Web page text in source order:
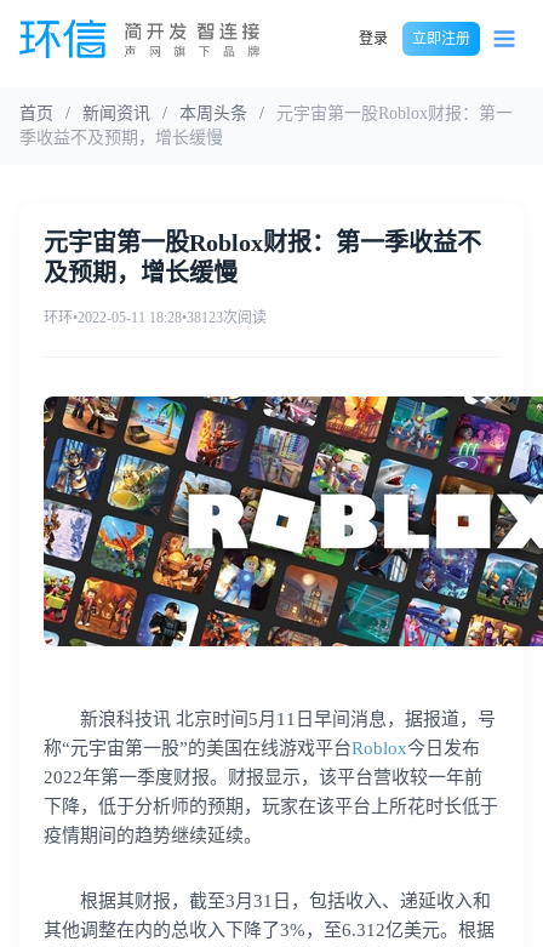
登录 立即注册
首页 / 新闻资讯 / 本周头条 /
元宇宙第一股Roblox财报：第一
季收益不及预期，增长缓慢
元宇宙第一股Roblox财报：第一季收益不
及预期，增长缓慢
环环•2022-05-11 18:28•38123次阅读
新浪科技讯 北京时间5月11日早间消息，据报道，号
称“元宇宙第一股”的美国在线游戏平台Roblox今日发布
2022年第一季度财报。财报显示，该平台营收较一年前
下降，低于分析师的预期，玩家在该平台上所花时长低于
疫情期间的趋势继续延续。
根据其财报，截至3月31日，包括收入、递延收入和
其他调整在内的总收入下降了3%，至6.312亿美元。根据